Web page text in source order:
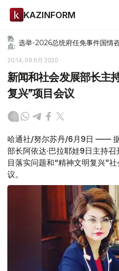
KAZINFORM
热
点: 选举-2026总统府任免事件国情
20:14, 09 6月 2020
新闻和社会发展部长主
复兴”项目会议
哈通社/努尔苏丹/6月9日 —— 据
部长阿依达·巴拉耶娃9日主持
目落实问题和“精神文明复兴”
议。